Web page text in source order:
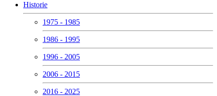
Historie
1975 - 1985
1986 - 1995
1996 - 2005
2006 - 2015
2016 - 2025